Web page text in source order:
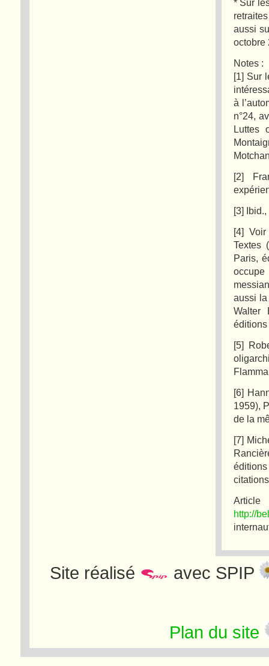
* Sur
aussi
octobre
Notes :
[1] Sur
à
n°24,
Luttes
[2]
[3]
[4]
Textes
Paris,
aussi la
Walter
[5]
[6]
1959),
de la
[7]
http://
Site réalisé avec SPIP
Plan du site